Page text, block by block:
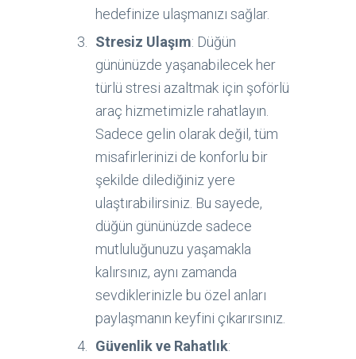
hedefinize ulaşmanızı sağlar.
Stresiz Ulaşım: Düğün
gününüzde yaşanabilecek her
türlü stresi azaltmak için şoförlü
araç hizmetimizle rahatlayın.
Sadece gelin olarak değil, tüm
misafirlerinizi de konforlu bir
şekilde dilediğiniz yere
ulaştırabilirsiniz. Bu sayede,
düğün gününüzde sadece
mutluluğunuzu yaşamakla
kalırsınız, aynı zamanda
sevdiklerinizle bu özel anları
paylaşmanın keyfini çıkarırsınız.
Güvenlik ve Rahatlık: